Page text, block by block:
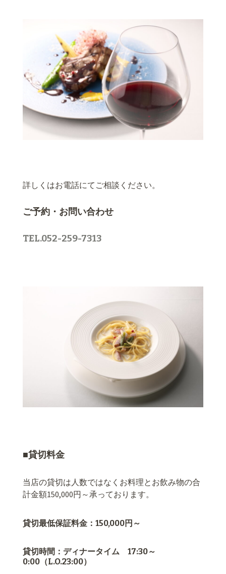
詳しくはお電話にてご相談ください。
ご予約・お問い合わせ
TEL.052-259-7313
■貸切料金
当店の貸切は人数ではなくお料理とお飲み物の合
計金額150,000円～承っております。
貸切最低保証料金：150,000円～
貸切時間：ディナータイム 17:30～
0:00（L.O.23:00）